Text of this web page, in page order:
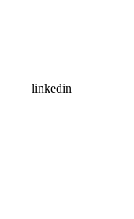
linkedin